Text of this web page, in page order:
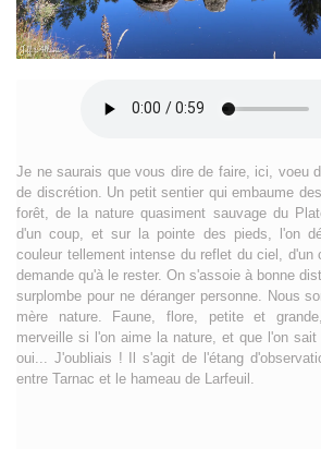
Je ne saurais que vous dire de faire, ici, voeu
de discrétion. Un petit sentier qui embaume
forêt, de la nature quasiment sauvage du
d'un coup, et sur la pointe des pieds, l'on
couleur tellement intense du reflet du ciel, d'un
demande qu'à le rester. On s'assoie à bonne
surplombe pour ne déranger personne. Nous
mère nature. Faune, flore, petite et
merveille si l'on aime la nature, et que l'on sait
oui... J'oubliais ! Il s'agit de l'étang
entre Tarnac et le hameau de Larfeuil.